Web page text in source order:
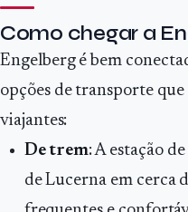
Como chegar a
Engelberg é bem
opções de transporte
viajantes:
De trem: A estação
de Lucerna em cerca